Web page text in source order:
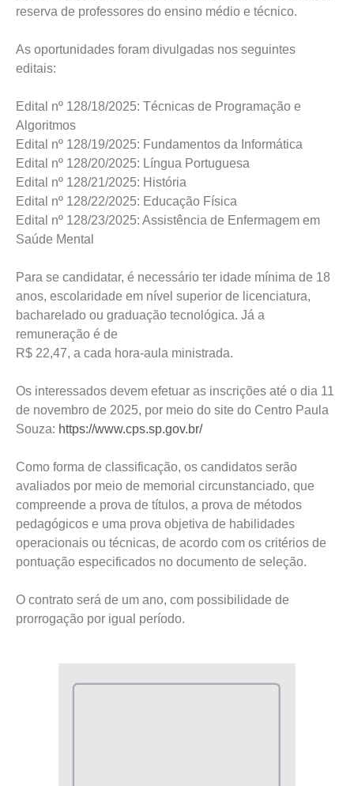
reserva de professores do ensino médio e técnico.
As oportunidades foram divulgadas nos seguintes
editais:
Edital nº 128/18/2025: Técnicas de Programação e
Algoritmos
Edital nº 128/19/2025: Fundamentos da Informática
Edital nº 128/20/2025: Língua Portuguesa
Edital nº 128/21/2025: História
Edital nº 128/22/2025: Educação Física
Edital nº 128/23/2025: Assistência de Enfermagem em
Saúde Mental
Para se candidatar, é necessário ter idade mínima de 18
anos, escolaridade em nível superior de licenciatura,
bacharelado ou graduação tecnológica. Já a
remuneração é de
R$ 22,47, a cada hora-aula ministrada.
Os interessados devem efetuar as inscrições até o dia 11
de novembro de 2025, por meio do site do Centro Paula
Souza: https://www.cps.sp.gov.br/
Como forma de classificação, os candidatos serão
avaliados por meio de memorial circunstanciado, que
compreende a prova de títulos, a prova de métodos
pedagógicos e uma prova objetiva de habilidades
operacionais ou técnicas, de acordo com os critérios de
pontuação especificados no documento de seleção.
O contrato será de um ano, com possibilidade de
prorrogação por igual período.